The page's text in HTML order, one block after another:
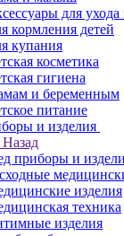
для ухода
кормления детей
купания
косметика
гигиена
и беременным
питание
и изделия
Назад
приборы и
изделия
техника
изделия